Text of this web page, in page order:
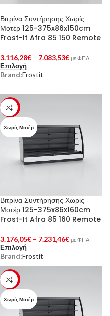
Βιτρίνα Συντήρησης Χωρίς
Μοτέρ 125-375x86x150cm
Frost-It Afra 85 150 Remote
3.116,28€ – 7.083,53€ με ΦΠΑ
Επιλογή
Brand:Frostit
-23%
Χωρίς Μοτέρ
Βιτρίνα Συντήρησης Χωρίς
Μοτέρ 125-375x86x160cm
Frost-It Afra 85 160 Remote
3.176,05€ – 7.231,46€ με ΦΠΑ
Επιλογή
Brand:Frostit
-25%
Χωρίς Μοτέρ